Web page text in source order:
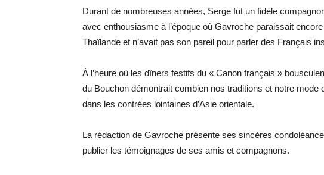
Durant de nombreuses années, Serge fut un fidèle
avec enthousiasme à l’époque où Gavroche paraissait
Thaïlande et n’avait pas son pareil pour parler des Français
À l’heure où les dîners festifs du « Canon français »
du Bouchon démontrait combien nos traditions et notre mode
dans les contrées lointaines d’Asie orientale.
La rédaction de Gavroche présente ses sincères
publier les témoignages de ses amis et compagnons.